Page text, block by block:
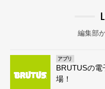
編集部
アプリ
BRUTUSの電
場！